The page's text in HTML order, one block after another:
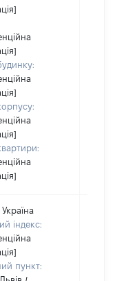
Україна
індекс:
пункт: